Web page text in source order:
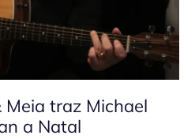
Meia traz Michael
a Natal